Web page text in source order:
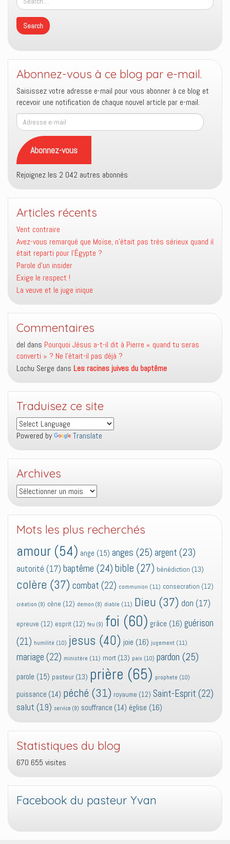
Abonnez-vous à ce blog par e-mail.
Saisissez votre adresse e-mail pour vous abonner à ce blog et
recevoir une notification de chaque nouvel article par e-mail.
Adresse
e-
mail
Abonnez-vous
Rejoignez les 2 042 autres abonnés
Articles récents
Vent contraire
Avez-vous remarqué que Moïse, n’était pas très sérieux quand il
était reparti pour l’Égypte ?
Parole d’un insider
Exige le respect !
La veuve et le juge inique
Commentaires
del dans Pourquoi Jésus a-t-il dit à Pierre « quand tu seras
converti » ? Ne l’était-il pas déjà ?
Lochu Serge dans Les racines juives du baptême
Traduisez ce site
Powered by Translate
Archives
Archives
Mots les plus recherchés
amour (54) ange (15) anges (25) argent (23)
autorité (17) baptême (24) bible (27) bénédiction (13)
colère (37) combat (22) communion (11) consecration (12)
création (9) cène (12) demon (9) diable (11) Dieu (37) don (17)
epreuve (12) esprit (12) feu (9) foi (60) grâce (16) guérison
(21) humilité (10) jesus (40) joie (16) jugement (11)
mariage (22) ministère (11) mort (13) paix (10) pardon (25)
parole (15) pasteur (13) prière (65) prophete (10)
puissance (14) péché (31) royaume (12) Saint-Esprit (22)
salut (19) service (9) souffrance (14) église (16)
Statistiques du blog
670 655 visites
Facebook du pasteur Yvan